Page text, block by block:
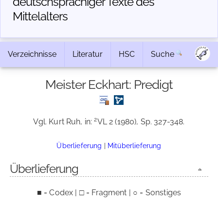
Mittelalters
Verzeichnisse Literatur HSC Suche
Meister Eckhart: Predigt
Vgl. Kurt Ruh, in:2VL 2 (1980), Sp. 327-348.
Überlieferung | Mitüberlieferung
Überlieferung
■ = Codex | □ = Fragment | ○ = Sonstiges